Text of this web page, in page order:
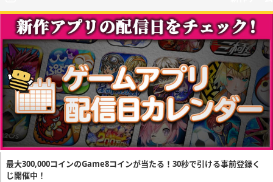
最大300,000コインのGame8コインが当たる！30秒で引ける事前登録く
じ開催中！